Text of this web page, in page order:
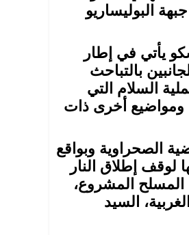
البوليساريو
يأتي في إطار
بالتباحث
السلام التي
ومواضيع أخرى ذات
الصحراوية وبواقع
لوقف إطلاق النار
المسلح المشروع،
السيد